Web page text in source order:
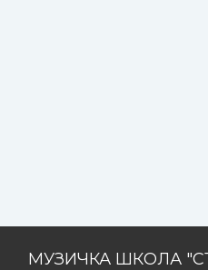
МУЗИЧКА ШКОЛА